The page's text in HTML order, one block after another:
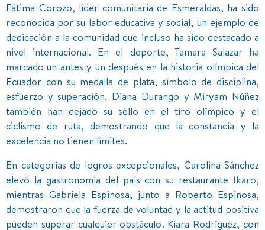
Fátima Corozo, líder comunitaria de Esmeraldas, ha sido
reconocida por su labor educativa y social, un ejemplo de
dedicación a la comunidad que incluso ha sido destacado a
nivel internacional. En el deporte, Tamara Salazar ha
marcado un antes y un después en la historia olímpica del
Ecuador con su medalla de plata, símbolo de disciplina,
esfuerzo y superación. Diana Durango y Miryam Núñez
también han dejado su sello en el tiro olímpico y el
ciclismo de ruta, demostrando que la constancia y la
excelencia no tienen límites.
En categorías de logros excepcionales, Carolina Sánchez
elevó la gastronomía del país con su restaurante Ikaro,
mientras Gabriela Espinosa, junto a Roberto Espinosa,
demostraron que la fuerza de voluntad y la actitud positiva
pueden superar cualquier obstáculo. Kiara Rodríguez, con